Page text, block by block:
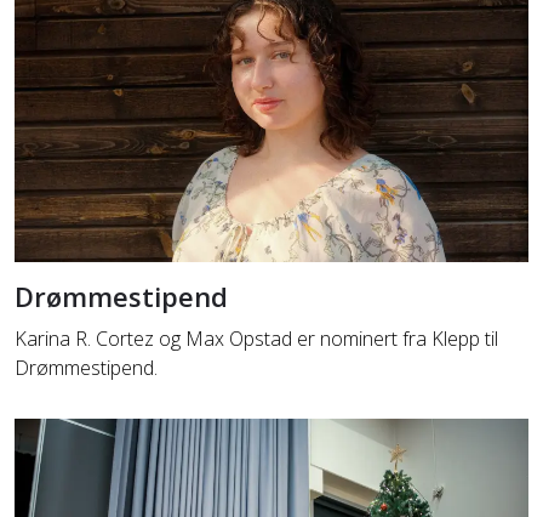
Drømmestipend
Karina R. Cortez og Max Opstad er nominert fra Klepp til
Drømmestipend.